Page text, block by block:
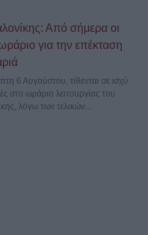
Από σήμερα οι
για την επέκταση
6 Αυγούστου, τίθενται σε ισχύ
στο ωράριο λειτουργίας του
λόγω των τελικών...